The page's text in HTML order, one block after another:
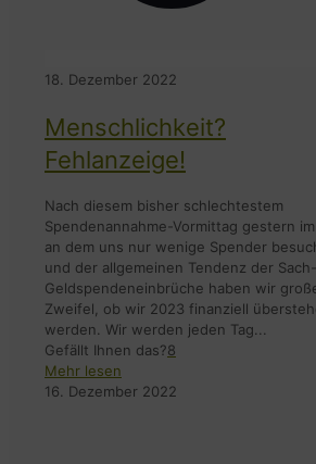
18. Dezember 2022
Menschlichkeit?
Fehlanzeige!
Nach diesem bisher schlechtestem
Spendenannahme-Vormittag gestern im
an dem uns nur wenige Spender
und der allgemeinen Tendenz der
Geldspendeneinbrüche haben wir
Zweifel, ob wir 2023 finanziell
werden. Wir werden jeden Tag...
Gefällt Ihnen das?8
Mehr lesen
16. Dezember 2022